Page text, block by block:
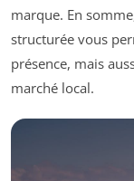
marque. En
structurée vous
présence, mais
marché local.